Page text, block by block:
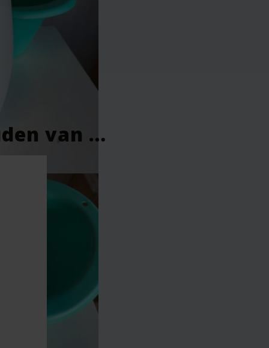
oude baby (jongen) was niet zo geslaagd. Hij had de
omviel. Vanaf 3 maanden opnieuw mee begonnen
van …